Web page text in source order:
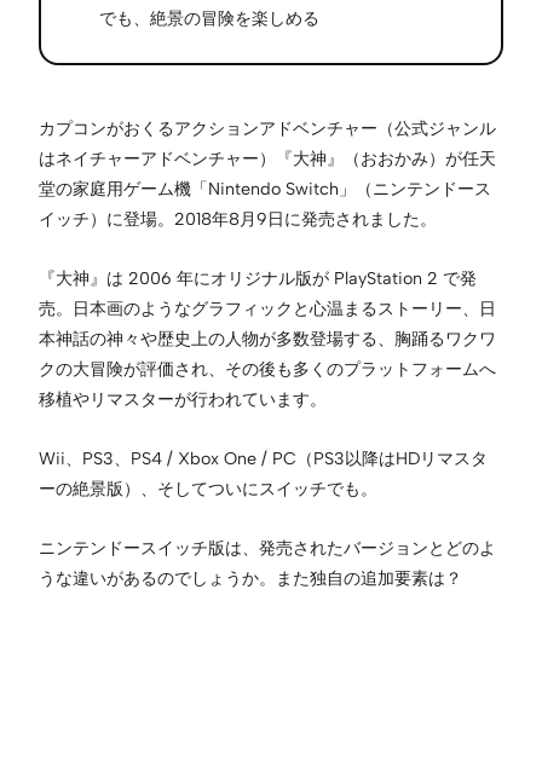
でも、絶景の冒険を楽しめる
カプコンがおくるアクションアドベンチャー（公式ジャンル
はネイチャーアドベンチャー）『大神』（おおかみ）が任天
堂の家庭用ゲーム機「Nintendo Switch」（ニンテンドース
イッチ）に登場。2018年8月9日に発売されました。
『大神』は 2006 年にオリジナル版が PlayStation 2 で発
売。日本画のようなグラフィックと心温まるストーリー、日
本神話の神々や歴史上の人物が多数登場する、胸踊るワクワ
クの大冒険が評価され、その後も多くのプラットフォームへ
移植やリマスターが行われています。
Wii、PS3、PS4 / Xbox One / PC（PS3以降はHDリマスタ
ーの絶景版）、そしてついにスイッチでも。
ニンテンドースイッチ版は、発売されたバージョンとどのよ
うな違いがあるのでしょうか。また独自の追加要素は？